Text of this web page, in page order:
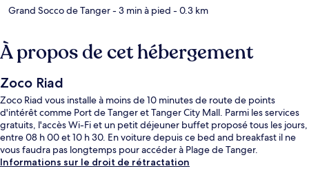
Grand Socco de Tanger- 3 min à pied - 0.3 km
À propos de cet hébergement
Zoco Riad
Zoco Riad vous installe à moins de 10 minutes de route de points
d'intérêt comme Port de Tanger et Tanger City Mall. Parmi les services
gratuits, l'accès Wi-Fi et un petit déjeuner buffet proposé tous les jours,
entre 08 h 00 et 10 h 30. En voiture depuis ce bed and breakfast il ne
vous faudra pas longtemps pour accéder à Plage de Tanger.
Informations sur le droit de rétractation